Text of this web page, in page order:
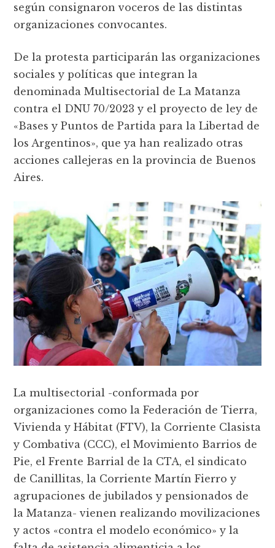
según consignaron voceros de las distintas
organizaciones convocantes.
De la protesta participarán las organizaciones
sociales y políticas que integran la
denominada Multisectorial de La Matanza
contra el DNU 70/2023 y el proyecto de ley de
«Bases y Puntos de Partida para la Libertad de
los Argentinos», que ya han realizado otras
acciones callejeras en la provincia de Buenos
Aires.
La multisectorial -conformada por
organizaciones como la Federación de Tierra,
Vivienda y Hábitat (FTV), la Corriente Clasista
y Combativa (CCC), el Movimiento Barrios de
Pie, el Frente Barrial de la CTA, el sindicato
de Canillitas, la Corriente Martín Fierro y
agrupaciones de jubilados y pensionados de
la Matanza- vienen realizando movilizaciones
y actos «contra el modelo económico» y la